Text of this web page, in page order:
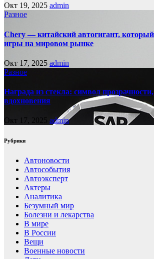
Окт 19, 2025 admin
Разное
Chery — китайский автогигант,
игры на мировом рынке
Окт 17, 2025 admin
Разное
Награда из стекла: символ
вдохновения
Окт 17, 2025 admin
Рубрики
Автоновости
Автособытия
Автоэксперт
Актеры
Аналитика
Безумный мир
Болезни и лекарства
В мире
В России
Вещи
Военные новости